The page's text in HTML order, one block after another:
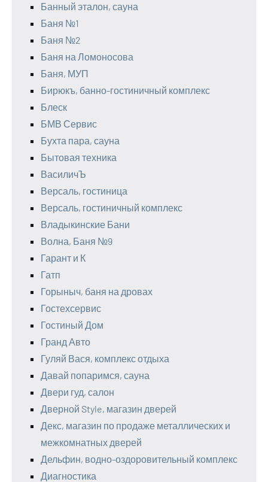
Банный эталон, сауна
Баня №1
Баня №2
Баня на Ломоносова
Баня, МУП
Бирюкъ, банно-гостиничный комплекс
Блеск
БМВ Сервис
Бухта пара, сауна
Бытовая техника
ВасиличЪ
Версаль, гостиница
Версаль, гостиничный комплекс
Владыкинские Бани
Волна, Баня №9
Гарант и К
Гатп
Горыныч, баня на дровах
Гостехсервис
Гостиный Дом
Гранд Авто
Гуляй Вася, комплекс отдыха
Давай попаримся, сауна
Двери гуд, салон
Дверной Style, магазин дверей
Декс, магазин по продаже металлических и
межкомнатных дверей
Дельфин, водно-оздоровительный комплекс
Диагностика